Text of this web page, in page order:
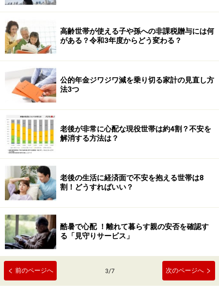
高齢世帯が使える子や孫への非課税贈与には何
がある？令和3年度からどう変わる？
公的年金ジワジワ減を乗り切る家計の見直し方
法3つ
老後が非常に心配な現役世帯は約4割？不安を
解消する方法は？
老後の生活に経済面で不安を抱える世帯は8
割！どうすればいい？
酷暑で心配 ！離れて暮らす親の安否を確認す
る「見守りサービス」
前のページへ 3/7 次のページへ